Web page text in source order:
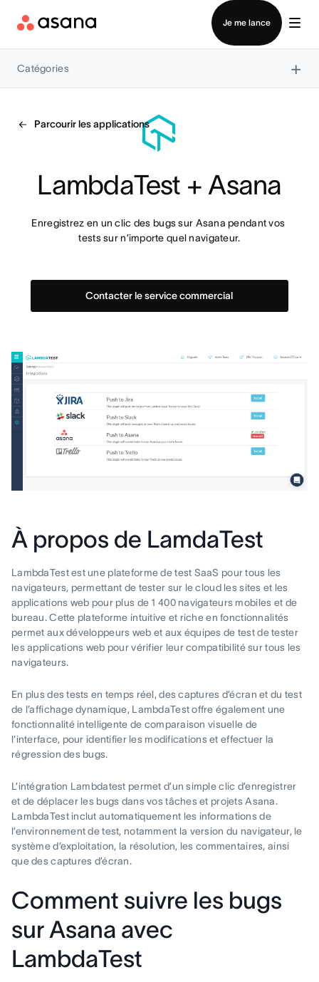
Je me lance
Contacter le service commercial
Catégories ×
Parcourir les applications
LambdaTest + Asana
Enregistrez en un clic des bugs sur Asana pendant vos
tests sur n’importe quel navigateur.
Contacter le service commercial
À propos de LamdaTest
LambdaTest est une plateforme de test SaaS pour tous les
navigateurs, permettant de tester sur le cloud les sites et les
applications web pour plus de 1 400 navigateurs mobiles et de
bureau. Cette plateforme intuitive et riche en fonctionnalités
permet aux développeurs web et aux équipes de test de tester
les applications web pour vérifier leur compatibilité sur tous les
navigateurs.
En plus des tests en temps réel, des captures d’écran et du test
de l’affichage dynamique, LambdaTest offre également une
fonctionnalité intelligente de comparaison visuelle de
l’interface, pour identifier les modifications et effectuer la
régression des bugs.
L’intégration Lambdatest permet d’un simple clic d’enregistrer
et de déplacer les bugs dans vos tâches et projets Asana.
LambdaTest inclut automatiquement les informations de
l’environnement de test, notamment la version du navigateur, le
système d’exploitation, la résolution, les commentaires, ainsi
que des captures d’écran.
Comment suivre les bugs
sur Asana avec
LambdaTest